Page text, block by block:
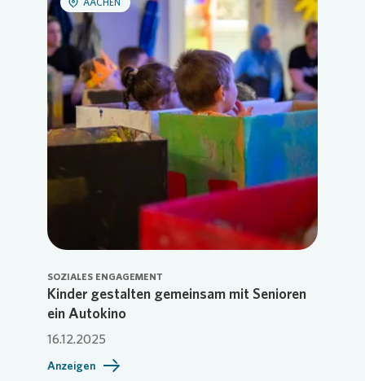
SOZIALES ENGAGEMENT
Kinder gestalten gemeinsam mit Senioren
ein Autokino
16.12.2025
Anzeigen